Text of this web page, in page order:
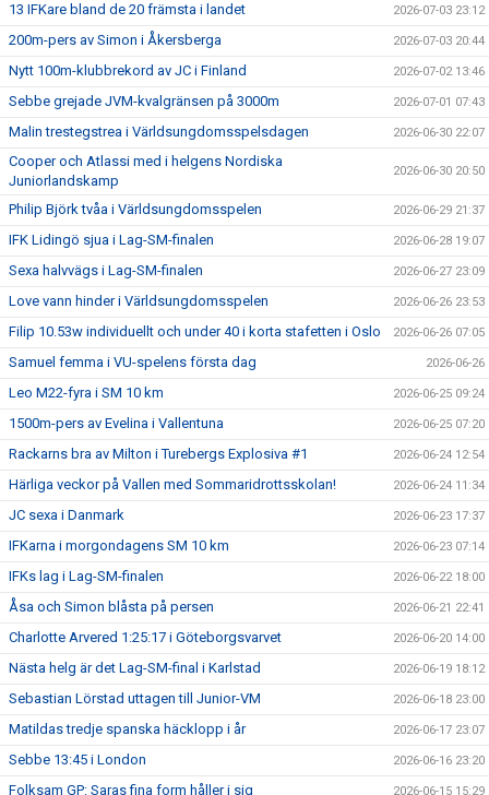
13 IFKare bland de 20 främsta i landet 2026-07-03 23:12
200m-pers av Simon i Åkersberga 2026-07-03 20:44
Nytt 100m-klubbrekord av JC i Finland 2026-07-02 13:46
Sebbe grejade JVM-kvalgränsen på 3000m 2026-07-01 07:43
Malin trestegstrea i Världsungdomsspelsdagen 2026-06-30 22:07
Cooper och Atlassi med i helgens Nordiska
Juniorlandskamp
2026-06-30 20:50
Philip Björk tvåa i Världsungdomsspelen 2026-06-29 21:37
IFK Lidingö sjua i Lag-SM-finalen 2026-06-28 19:07
Sexa halvvägs i Lag-SM-finalen 2026-06-27 23:09
Love vann hinder i Världsungdomsspelen 2026-06-26 23:53
Filip 10.53w individuellt och under 40 i korta stafetten i Oslo 2026-06-26 07:05
Samuel femma i VU-spelens första dag 2026-06-26
Leo M22-fyra i SM 10 km 2026-06-25 09:24
1500m-pers av Evelina i Vallentuna 2026-06-25 07:20
Rackarns bra av Milton i Turebergs Explosiva #1 2026-06-24 12:54
Härliga veckor på Vallen med Sommaridrottsskolan! 2026-06-24 11:34
JC sexa i Danmark 2026-06-23 17:37
IFKarna i morgondagens SM 10 km 2026-06-23 07:14
IFKs lag i Lag-SM-finalen 2026-06-22 18:00
Åsa och Simon blåsta på persen 2026-06-21 22:41
Charlotte Arvered 1:25:17 i Göteborgsvarvet 2026-06-20 14:00
Nästa helg är det Lag-SM-final i Karlstad 2026-06-19 18:12
Sebastian Lörstad uttagen till Junior-VM 2026-06-18 23:00
Matildas tredje spanska häcklopp i år 2026-06-17 23:07
Sebbe 13:45 i London 2026-06-16 23:20
Folksam GP: Saras fina form håller i sig 2026-06-15 15:29